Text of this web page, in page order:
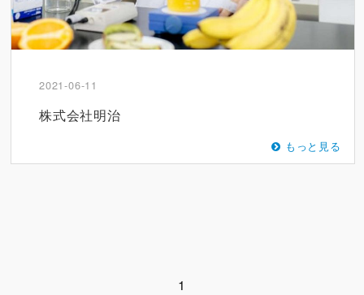
2021-06-11
株式会社明治
もっと見る
1